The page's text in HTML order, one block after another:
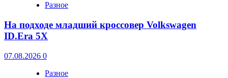
Разное
На подходе младший кроссовер Volkswagen
ID.Era 5X
07.08.2026 0
Разное